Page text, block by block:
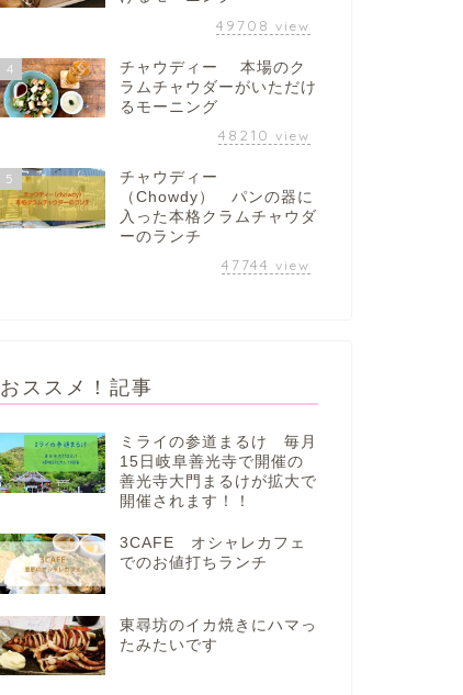
49708 view
4
チャウディー 本場のク
ラムチャウダーがいただけ
るモーニング
48210 view
5
チャウディー
（Chowdy） パンの器に
入った本格クラムチャウダ
ーのランチ
47744 view
おススメ！記事
ミライの参道まるけ 毎月
15日岐阜善光寺で開催の
善光寺大門まるけが拡大で
開催されます！！
3CAFE オシャレカフェ
でのお値打ちランチ
東尋坊のイカ焼きにハマっ
たみたいです